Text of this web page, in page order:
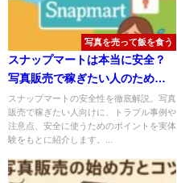
写真を売って飯を食う
スナップマートは本当に安全？
写真販売で稼ぎたい人のための
必見！事項と注意点
スナップマートの安全性を徹底解説。写真
販売で稼ぎたい人向けに、トラブル事例や
注意点、安全に使うためのポイントを実体
験をもとに紹介します。...